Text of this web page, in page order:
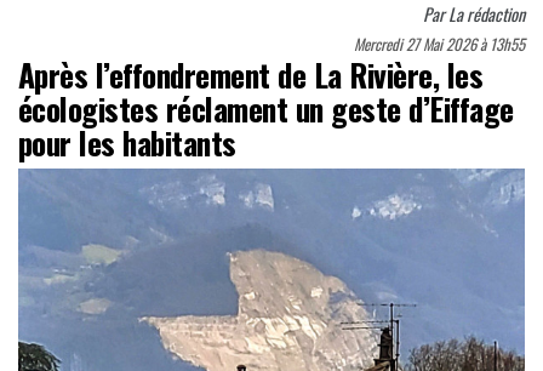
ParLa rédaction
Mercredi 27 Mai 2026 à 13h55
Après l’effondrement de La Rivière, les
écologistes réclament un geste d’Eiffage
pour les habitants